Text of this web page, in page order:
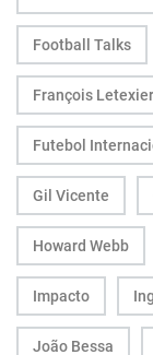
Football Talks
François Letexier
Futebol
Gil Vicente
Howard Webb
Impacto
João Bessa